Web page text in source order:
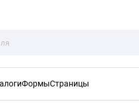
ФормыСтраницы